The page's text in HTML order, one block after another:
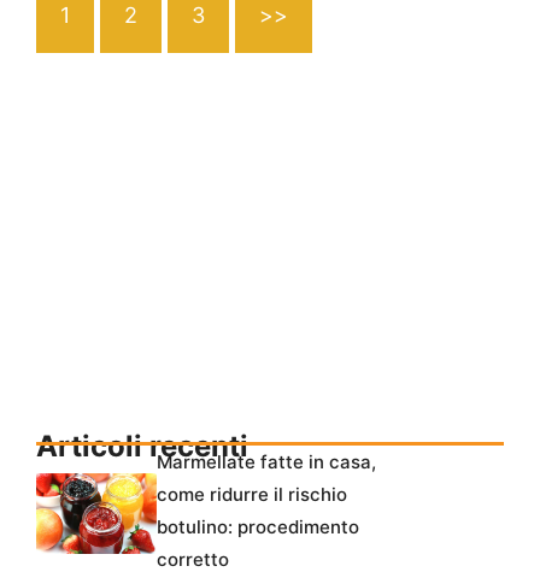
1 2 3 >>
Articoli recentiMarmellate fatte in casa,
come ridurre il rischio
botulino: procedimento
corretto